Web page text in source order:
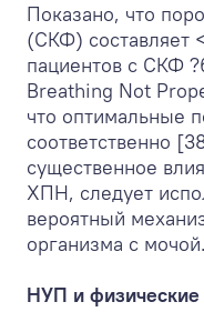
Показано, что
(СКФ) составляет
пациентов с СКФ
Breathing Not
что оптимальные
соответственно
существенное
ХПН, следует
вероятный
организма с мочой.
НУП и физические